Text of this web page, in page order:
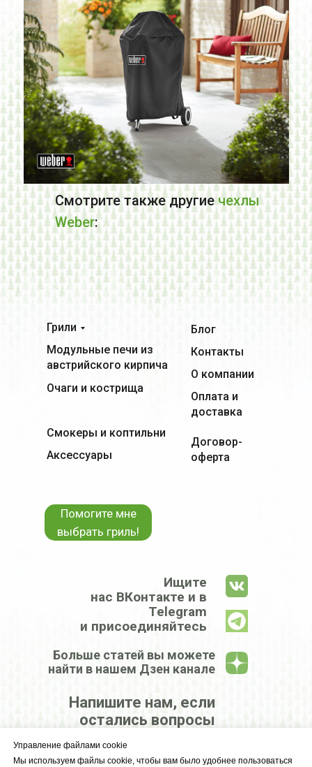
Управление файлами cookie
Мы используем файлы cookie, чтобы вам было удобнее пользоваться
Смотрите также другиечехлы
Weber:
Напишите нам, если
остались вопросы
Модульные печи из
австрийского кирпича
Смокеры и коптильни
Очаги и кострища
Контакты
Блог
О компании
Оплата и
доставка
Аксессуары
Грили
Ищите
нас ВКонтакте и в
Telegram
и присоединяйтесь
КРУПНЕЙШИЙ
Помогите мне
выбрать гриль!
Договор-
оферта
Больше статей вы можете
найти в нашем Дзен канале